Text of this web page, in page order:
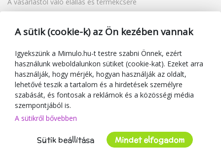
Reklamáció
Ajándékutalványok
Blog
A kereskedőről
Mimulo.hu
Felhasználási feltételek
Adatvédelmi irányelvek
Együttműködés
A sütik (cookie-k) az Ön kezében vannak
Igyekszünk a Mimulo.hu-t testre szabni Önnek, ezért
használunk weboldalunkon sütiket (cookie-kat). Ezeket arra
használják, hogy mérjék, hogyan használják az oldalt,
lehetővé teszik a tartalom és a hirdetések személyre
szabását, és fontosak a reklámok és a közösségi média
szempontjából is.
A sütikről bővebben
Sütik beállítása Mindet elfogadom